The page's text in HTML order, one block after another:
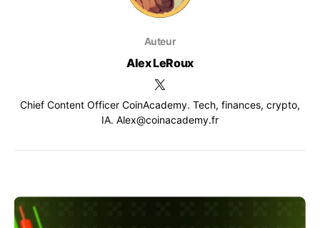
Auteur
Alex LeRoux
Chief Content Officer CoinAcademy. Tech, finances, crypto,
IA. Alex@coinacademy.fr